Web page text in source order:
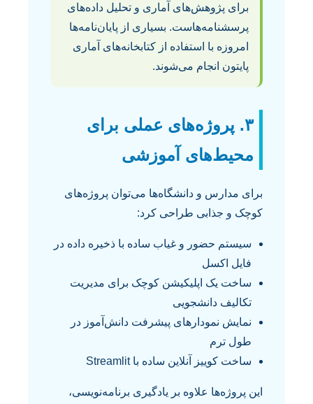
برای پژوهش‌های آماری و تحلیل داده‌های
پرسشنامه‌هاست. بسیاری از پایان‌نامه‌ها
امروزه با استفاده از کتابخانه‌های آماری
پایتون انجام می‌شوند.
۳. پروژه‌های عملی برای
محیط‌های آموزشی
برای مدارس و دانشگاه‌ها می‌توان پروژه‌های
کوچک و جذابی طراحی کرد:
سیستم حضور و غیاب ساده با ذخیره داده در
فایل اکسل
ساخت یک اپلیکیشن کوچک برای مدیریت
تکالیف دانشجویی
نمایش نمودارهای پیشرفت دانش‌آموز در
طول ترم
ساخت کوییز آنلاین ساده با Streamlit
این پروژه‌ها علاوه بر یادگیری برنامه‌نویسی،